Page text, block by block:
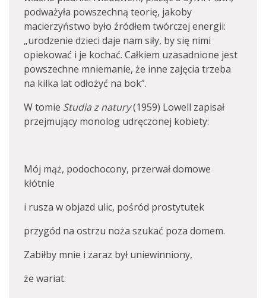
podważyła powszechną teorię, jakoby
macierzyństwo było źródłem twórczej energii:
„urodzenie dzieci daje nam siły, by się nimi
opiekować i je kochać. Całkiem uzasadnione jest
powszechne mniemanie, że inne zajęcia trzeba
na kilka lat odłożyć na bok”.
W tomie Studia z natury(1959) Lowell zapisał
przejmujący monolog udręczonej kobiety:
Mój mąż, podochocony, przerwał domowe
kłótnie
i rusza w objazd ulic, pośród prostytutek
przygód na ostrzu noża szukać poza domem.
Zabiłby mnie i zaraz był uniewinniony,
że wariat.